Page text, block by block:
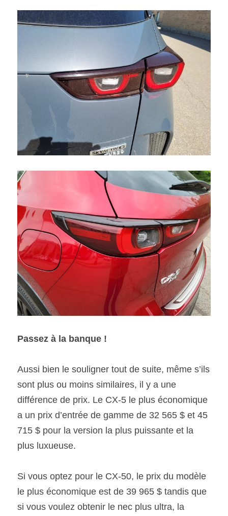
Passez à la banque !
Aussi bien le souligner tout de suite, même s’ils
sont plus ou moins similaires, il y a une
différence de prix. Le CX-5 le plus économique
a un prix d’entrée de gamme de 32 565 $ et 45
715 $ pour la version la plus puissante et la
plus luxueuse.
Si vous optez pour le CX-50, le prix du modèle
le plus économique est de 39 965 $ tandis que
si vous voulez obtenir le nec plus ultra, la